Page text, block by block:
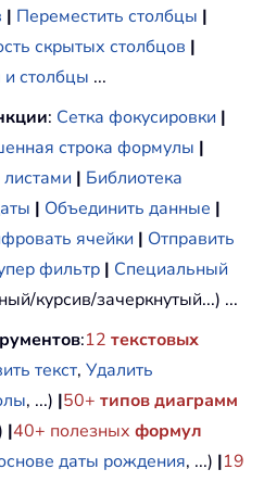
| Переместить столбцы |
скрытых столбцов |
столбцы ...
: Сетка фокусировки |
строка формулы |
| Библиотека
| Объединить данные |
ячейки | Отправить
фильтр | Специальный
курсив/зачеркнутый...) ...
:12 текстовых
текст, Удалить
, ...) |50+ типов диаграмм
|40+ полезных формул
даты рождения, ...) |19